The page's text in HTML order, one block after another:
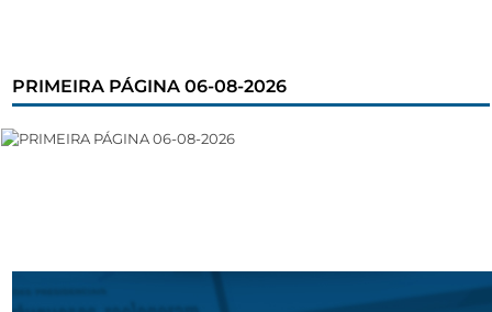
PRIMEIRA PÁGINA 06-08-2026